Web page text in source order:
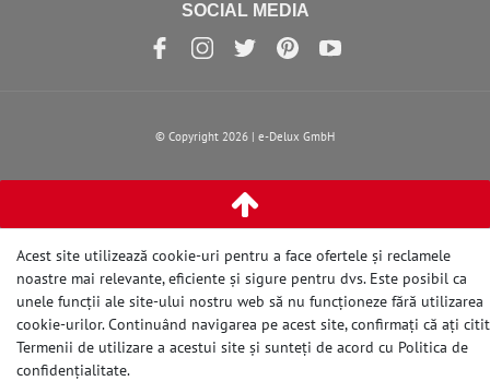
SOCIAL MEDIA
© Copyright 2026 | e-Delux GmbH
Acest site utilizează cookie-uri pentru a face ofertele și reclamele
noastre mai relevante, eficiente și sigure pentru dvs. Este posibil ca
unele funcții ale site-ului nostru web să nu funcționeze fără utilizarea
cookie-urilor. Continuând navigarea pe acest site, confirmați că ați citit
Termenii de utilizare a acestui site și sunteți de acord cu Politica de
confidențialitate.